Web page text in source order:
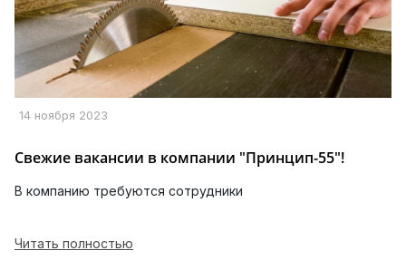
14 ноября 2023
Свежие вакансии в компании "Принцип-55"!
В компанию требуются сотрудники
Читать полностью